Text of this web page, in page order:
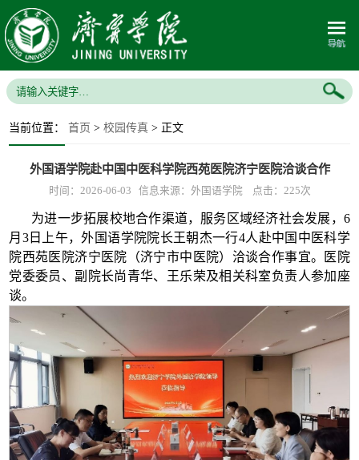
当前位置： 首页 >校园传真 > 正文
外国语学院赴中国中医科学院西苑医院济宁医院洽谈合作
时间：2026-06-03 信息来源：外国语学院 点击： 225次
为进一步拓展校地合作渠道，服务区域经济社会发展，6
月3日上午，外国语学院院长王朝杰一行4人赴中国中医科学
院西苑医院济宁医院（济宁市中医院）洽谈合作事宜。医院
党委委员、副院长尚青华、王乐荣及相关科室负责人参加座
谈。